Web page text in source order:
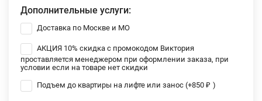
Дополнительные услуги:
Доставка по Москве и МО
АКЦИЯ 10% скидка с промокодом Виктория
проставляется менеджером при оформлении заказа, при
условии если на товаре нет скидки
Подъем до квартиры на лифте или занос (+850 ₽ )